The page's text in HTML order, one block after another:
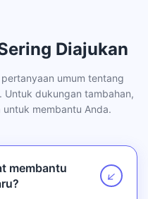
Diajukan
umum tentang
Untuk dukungan tambahan,
membantu Anda.
membantu
↗